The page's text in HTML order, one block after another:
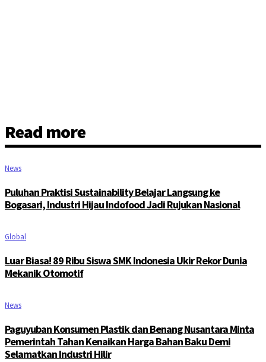
Read more
News
Puluhan Praktisi Sustainability Belajar Langsung ke
Bogasari, Industri Hijau Indofood Jadi Rujukan Nasional
Global
Luar Biasa! 89 Ribu Siswa SMK Indonesia Ukir Rekor Dunia
Mekanik Otomotif
News
Paguyuban Konsumen Plastik dan Benang Nusantara Minta
Pemerintah Tahan Kenaikan Harga Bahan Baku Demi
Selamatkan Industri Hilir